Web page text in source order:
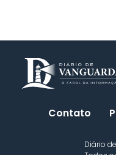
Contato
Diário